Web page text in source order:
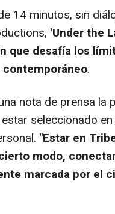
14 minutos, sin
'Under the
que desafía los
.
nota de prensa la
seleccionado
"Estar en
modo,
marcada por el